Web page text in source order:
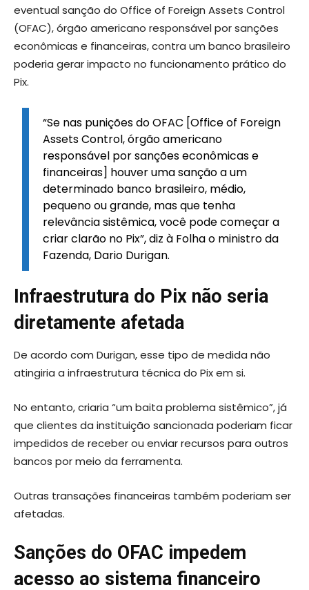
eventual sanção do Office of Foreign Assets Control
(OFAC), órgão americano responsável por sanções
econômicas e financeiras, contra um banco brasileiro
poderia gerar impacto no funcionamento prático do
Pix.
“Se nas punições do OFAC [Office of Foreign
Assets Control, órgão americano
responsável por sanções econômicas e
financeiras] houver uma sanção a um
determinado banco brasileiro, médio,
pequeno ou grande, mas que tenha
relevância sistêmica, você pode começar a
criar clarão no Pix”, diz à Folha o ministro da
Fazenda, Dario Durigan.
Infraestrutura do Pix não seria
diretamente afetada
De acordo com Durigan, esse tipo de medida não
atingiria a infraestrutura técnica do Pix em si.
No entanto, criaria “um baita problema sistêmico”, já
que clientes da instituição sancionada poderiam ficar
impedidos de receber ou enviar recursos para outros
bancos por meio da ferramenta.
Outras transações financeiras também poderiam ser
afetadas.
Sanções do OFAC impedem
acesso ao sistema financeiro